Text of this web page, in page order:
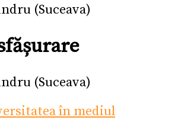
(Suceava)
(Suceava)
în mediul